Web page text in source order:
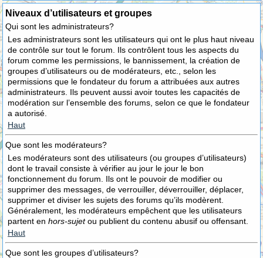
Niveaux d’utilisateurs et groupes
Qui sont les administrateurs?
Les administrateurs sont les utilisateurs qui ont le plus haut niveau
de contrôle sur tout le forum. Ils contrôlent tous les aspects du
forum comme les permissions, le bannissement, la création de
groupes d’utilisateurs ou de modérateurs, etc., selon les
permissions que le fondateur du forum a attribuées aux autres
administrateurs. Ils peuvent aussi avoir toutes les capacités de
modération sur l’ensemble des forums, selon ce que le fondateur
a autorisé.
Haut
Que sont les modérateurs?
Les modérateurs sont des utilisateurs (ou groupes d’utilisateurs)
dont le travail consiste à vérifier au jour le jour le bon
fonctionnement du forum. Ils ont le pouvoir de modifier ou
supprimer des messages, de verrouiller, déverrouiller, déplacer,
supprimer et diviser les sujets des forums qu’ils modèrent.
Généralement, les modérateurs empêchent que les utilisateurs
partent en hors-sujetou publient du contenu abusif ou offensant.
Haut
Que sont les groupes d’utilisateurs?